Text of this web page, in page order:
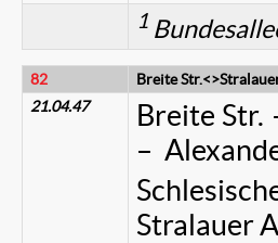
1
82
Breite
21.04.47
Breite Str.
–
Stralauer